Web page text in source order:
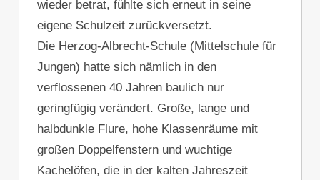
wieder betrat, fühlte sich erneut in seine
eigene Schulzeit zurückversetzt.
Die Herzog-Albrecht-Schule (Mittelschule für
Jungen) hatte sich nämlich in den
verflossenen 40 Jahren baulich nur
geringfügig verändert. Große, lange und
halbdunkle Flure, hohe Klassenräume mit
großen Doppelfenstern und wuchtige
Kachelöfen, die in der kalten Jahreszeit